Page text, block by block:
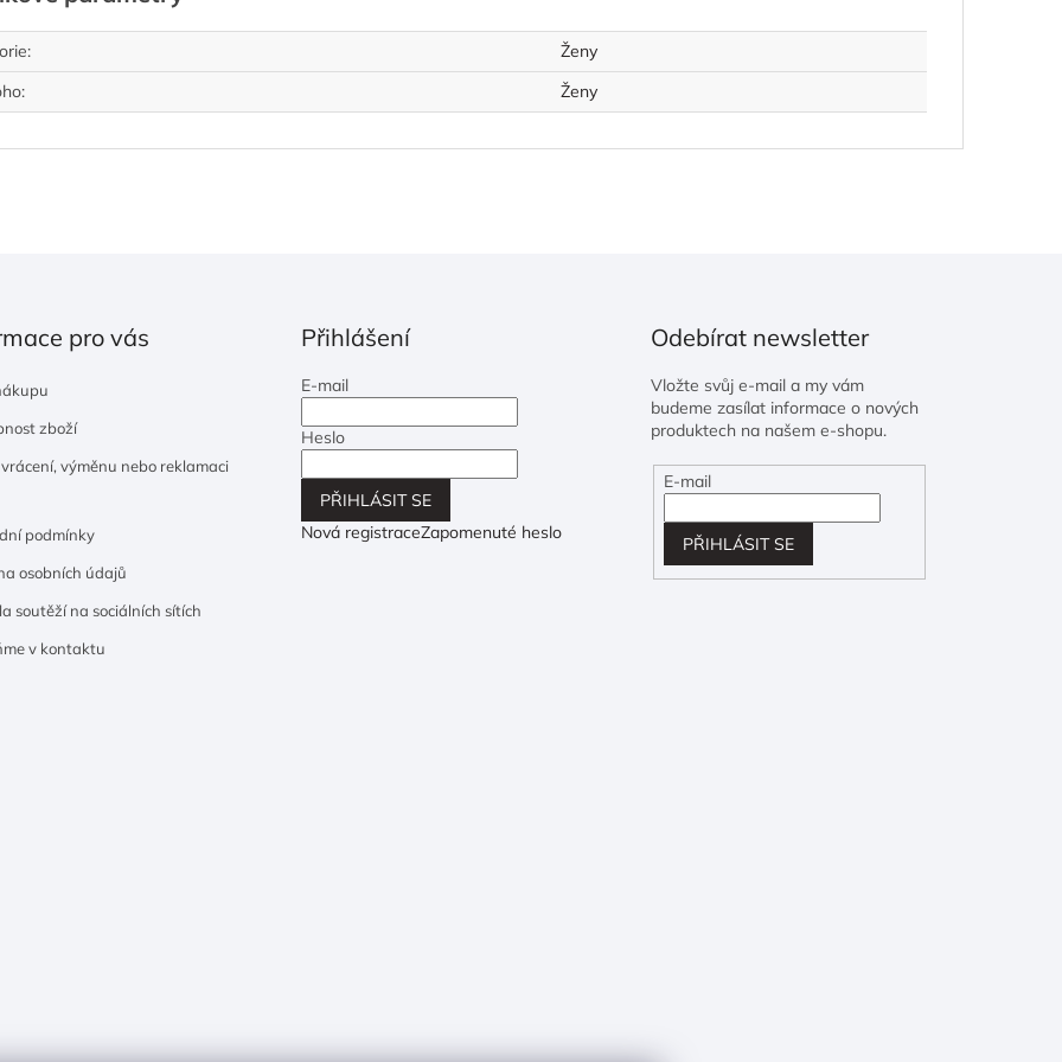
:
Ženy
: Ženy
pro vás
zboží
vrácení, výměnu nebo reklamaci
podmínky
osobních údajů
soutěží na sociálních sítích
v kontaktu
Přihlášení
E-mail
Heslo
PŘIHLÁSIT SE
Nová registraceZapomenuté heslo
Odebírat newsletter
Vložte svůj e-mail a my vám
budeme zasílat informace o nových
produktech na našem e-shopu.
E-mail
PŘIHLÁSIT SE